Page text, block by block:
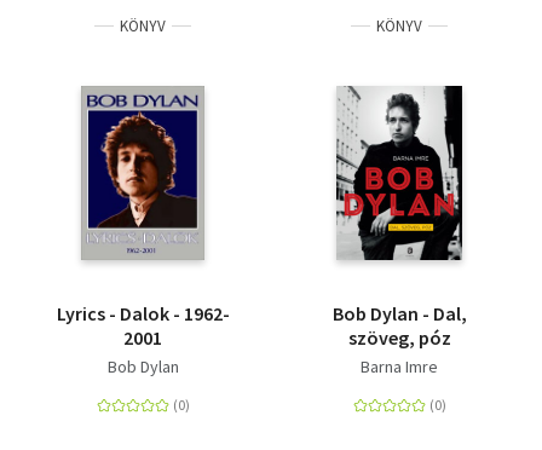
KÖNYV
Lyrics - Dalok - 1962-
2001
Bob Dylan
KÖNYV
Bob Dylan - Dal,
szöveg, póz
Barna Imre